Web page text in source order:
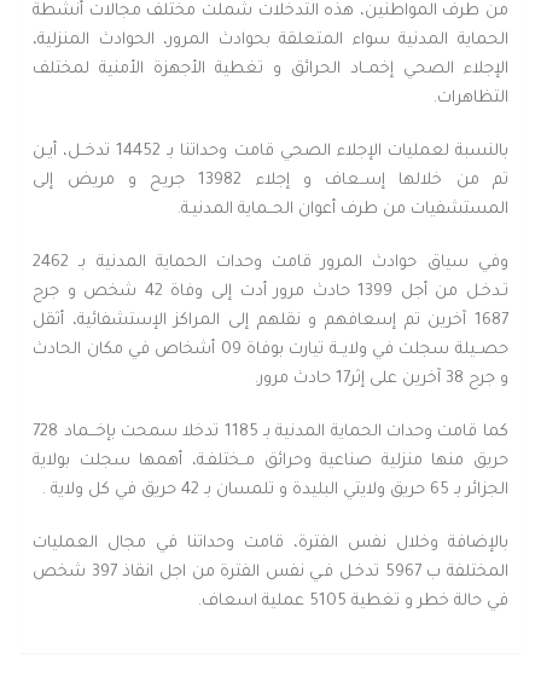
من طرف المواطنين، هذه التدخلات شملت مختلف مجالات أنشطة
الحماية المدنية سواء المتعلقة بحوادث المرور، الحوادث المنزلية،
الإجلاء الصحي إخمــاد الحرائق و تغطية الأجهزة الأمنية لمختلف
التظاهرات.
بالنسبة لعمليات الإجلاء الصحي قامت وحداتنا بـ 14452 تدخــل، أيـن
تم من خلالها إســعاف و إجلاء 13982 جريح و مريض إلى
المستشفيات من طرف أعوان الحــماية المدنيـة.
وفي سياق حوادث المرور قامت وحدات الحماية المدنية بـ 2462
تـدخـل من أجل 1399 حادث مرور أدت إلى وفاة 42 شخص و جرح
1687 آخرين تم إسعافهم و نقلهم إلى المراكز الإستشفائية، أثقل
حصــيلة سجلت في ولايــة تيارت بوفاة 09 أشخاص في مكان الحادث
و جرح 38 آخرين على إثر17 حادث مرور.
كما قامت وحدات الحماية المدنية بـ 1185 تدخلا سمحت بإخـــماد 728
حريق منها منزلية صناعية وحرائق مــختلفـة، أهمها سجلت بولاية
الجزائر بـ 65 حريق ولايتي البليدة و تلمسان بـ 42 حريق في كل ولاية .
بالإضافة وخلال نفس الفترة، قامت وحداتنا في مجال العمليات
المختلفة ب 5967 تدخـل فـي نفس الفترة من اجل انقاذ 397 شخص
في حالة خطر و تغطية 5105 عملية اسعاف.